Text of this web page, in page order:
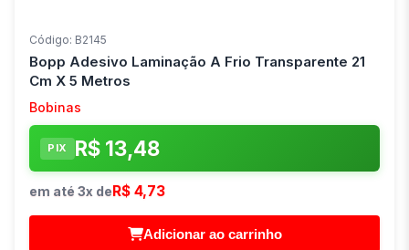
Código: B2145
Bopp Adesivo Laminação A Frio Transparente 21
Cm X 5 Metros
Bobinas
PIX R$ 13,48
em até 3x de R$ 4,73
Adicionar ao carrinho